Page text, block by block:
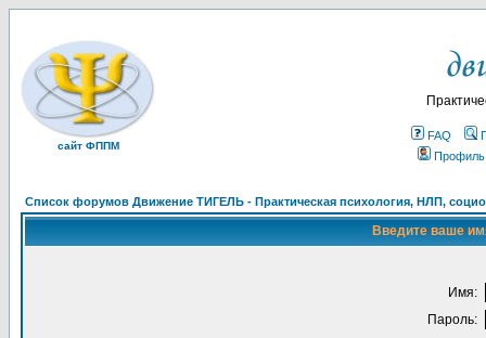
сайт ФППМ
FAQ
Профиль
Список форумов Движение ТИГЕЛЬ - Практическая психология, НЛП,
Введите ваше
Имя:
Пароль: